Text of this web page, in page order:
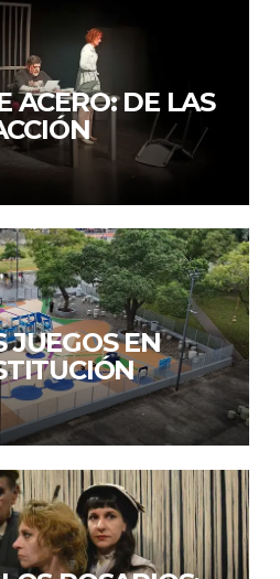
ACERO: DE LAS
JUEGOS EN